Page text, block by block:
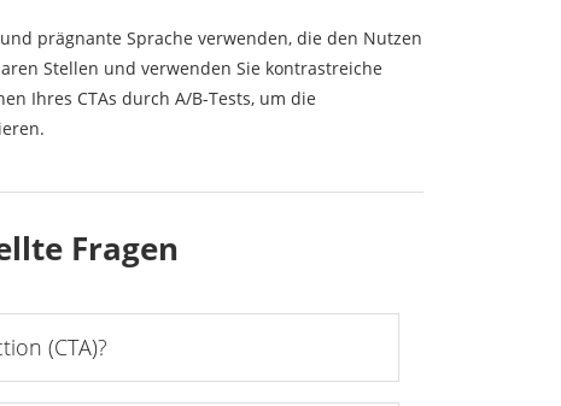
prägnante Sprache verwenden, die den Nutzen
Stellen und verwenden Sie kontrastreiche
Ihres CTAs durch A/B-Tests, um die
Fragen
(CTA)?